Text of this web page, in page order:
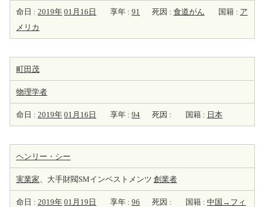
命日 : 2019年 01月16日 享年 : 91 死因 : 食道がん 国籍 : ア
メリカ
町田茂
物理学者
命日 : 2019年 01月16日 享年 : 94 死因 : 国籍 : 日本
ヘンリー・シー
実業家、大手財閥SMインベストメンツ 創業者
命日 : 2019年 01月19日 享年 : 96 死因 : 国籍 : 中国→フィ